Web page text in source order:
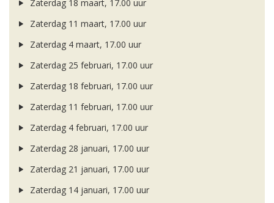
Zaterdag 18 maart, 17.00 uur
Zaterdag 11 maart, 17.00 uur
Zaterdag 4 maart, 17.00 uur
Zaterdag 25 februari, 17.00 uur
Zaterdag 18 februari, 17.00 uur
Zaterdag 11 februari, 17.00 uur
Zaterdag 4 februari, 17.00 uur
Zaterdag 28 januari, 17.00 uur
Zaterdag 21 januari, 17.00 uur
Zaterdag 14 januari, 17.00 uur